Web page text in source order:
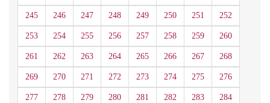
245 246 247 248 249 250 251 252
253 254 255 256 257 258 259 260
261 262 263 264 265 266 267 268
269 270 271 272 273 274 275 276
277 278 279 280 281 282 283 284